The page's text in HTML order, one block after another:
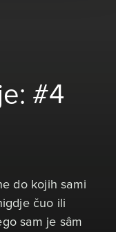
#4
do kojih sami
čuo ili
sam je sâm